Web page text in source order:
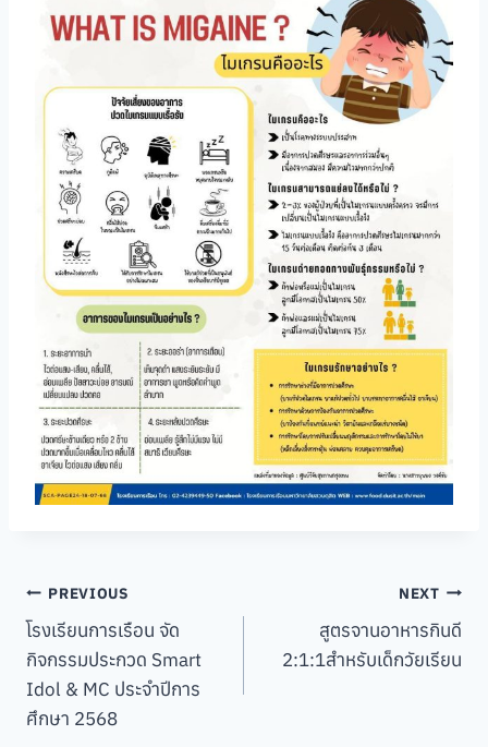
Post
navigation
PREVIOUS
โรงเรียนการเรือน จัด
กิจกรรมประกวด Smart
Idol & MC ประจำปีการ
ศึกษา 2568
NEXT
สูตรจานอาหารกินดี
2:1:1สำหรับเด็กวัยเรียน